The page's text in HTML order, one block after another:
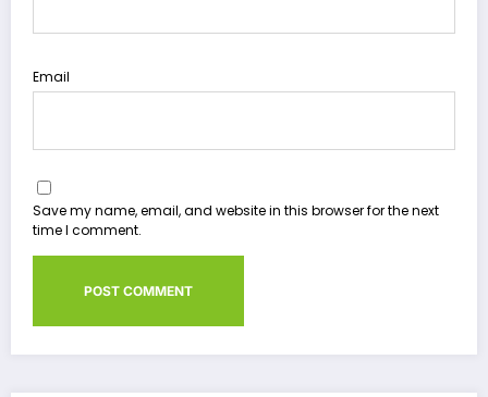
Email
Save my name, email, and website in this browser for the next
time I comment.